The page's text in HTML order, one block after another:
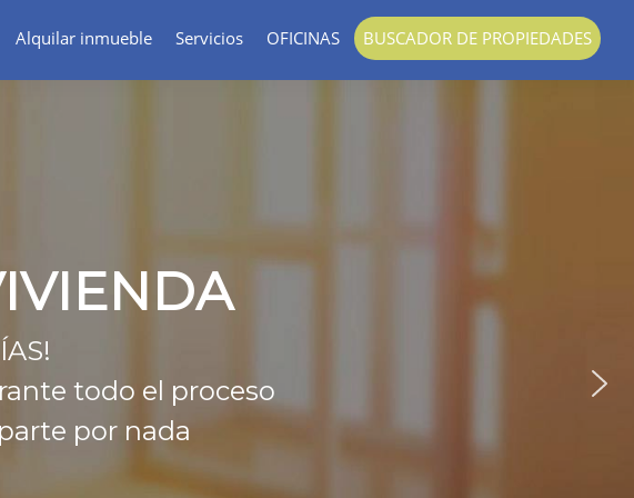
Alquilar inmueble Servicios OFICINAS BUSCADOR DE PROPIEDADES
PRIMERO